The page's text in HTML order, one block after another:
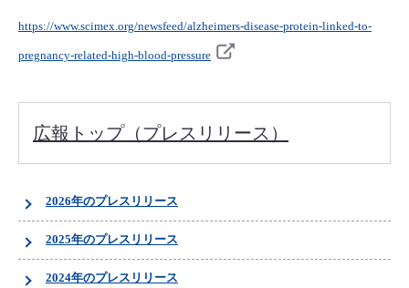
https://www.scimex.org/newsfeed/alzheimers-disease-protein-linked-to-
pregnancy-related-high-blood-pressure
広報トップ（プレスリリース）
2026年のプレスリリース
2025年のプレスリリース
2024年のプレスリリース